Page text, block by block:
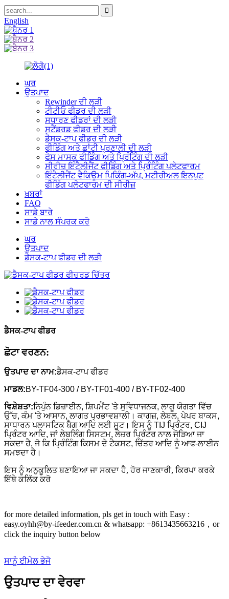
English
ਘਰ
ਉਤਪਾਦ
Rewinder ਦੀ ਲੜੀ
ਟੀਟੀਓ ਫੀਡਰ ਦੀ ਲੜੀ
ਸਧਾਰਣ ਫੀਡਰਾਂ ਦੀ ਲੜੀ
ਸਟੈਂਡਰਡ ਫੀਡਰ ਦੀ ਲੜੀ
ਡੈਸਕ-ਟਾਪ ਫੀਡਰ ਦੀ ਲੜੀ
ਫੀਡਿੰਗ ਅਤੇ ਛਾਂਟੀ ਪ੍ਰਣਾਲੀ ਦੀ ਲੜੀ
ਫੇਸ ਮਾਸਕ ਫੀਡਿੰਗ ਅਤੇ ਪ੍ਰਿੰਟਿੰਗ ਦੀ ਲੜੀ
ਸੀਰੀਜ਼ ਇੰਟੈਲੀਜੈਂਟ ਫੀਡਿੰਗ ਅਤੇ ਪ੍ਰਿੰਟਿੰਗ ਪਲੇਟਫਾਰਮ
ਇੰਟੈਲੀਜੈਂਟ ਵੈਕਿਊਮ ਪਿਕਿੰਗ-ਅੱਪ, ਮਟੀਰੀਅਲ ਇਨਪੁਟ
ਫੀਡਿੰਗ ਪਲੇਟਫਾਰਮ ਦੀ ਸੀਰੀਜ਼
ਖ਼ਬਰਾਂ
FAQ
ਸਾਡੇ ਬਾਰੇ
ਸਾਡੇ ਨਾਲ ਸੰਪਰਕ ਕਰੋ
ਘਰ
ਉਤਪਾਦ
ਡੈਸਕ-ਟਾਪ ਫੀਡਰ ਦੀ ਲੜੀ
ਡੈਸਕ-ਟਾਪ ਫੀਡਰ
ਛੋਟਾ ਵਰਣਨ:
ਉਤਪਾਦ ਦਾ ਨਾਮ:ਡੈਸਕ-ਟਾਪ ਫੀਡਰ
ਮਾਡਲ:BY-TF04-300 / BY-TF01-400 / BY-TF02-400
ਵਿਸ਼ੇਸ਼ਤਾ:ਨਿਪੁੰਨ ਡਿਜ਼ਾਈਨ, ਸ਼ਿਪਮੈਂਟ 'ਤੇ ਸੁਵਿਧਾਜਨਕ, ਲਾਗੂ ਯੋਗਤਾ ਵਿੱਚ
ਉੱਚ, ਕੰਮ 'ਤੇ ਆਸਾਨ, ਲਾਗਤ ਪ੍ਰਭਾਵਸ਼ਾਲੀ। ਕਾਗਜ਼, ਲੇਬਲ, ਪੇਪਰ ਬਾਕਸ,
ਸਾਧਾਰਨ ਪਲਾਸਟਿਕ ਬੈਗ ਆਦਿ ਲਈ ਸੂਟ। ਇਸ ਨੂੰ TIJ ਪ੍ਰਿੰਟਰ, CIJ
ਪ੍ਰਿੰਟਰ ਆਦਿ, ਜਾਂ ਲੇਬਲਿੰਗ ਸਿਸਟਮ, ਲੇਜ਼ਰ ਪ੍ਰਿੰਟਰ ਨਾਲ ਜੋੜਿਆ ਜਾ
ਸਕਦਾ ਹੈ, ਜੋ ਕਿ ਪ੍ਰਿੰਟਿੰਗ ਕਿਸਮ ਦੇ ਟੈਕਸਟ, ਚਿੱਤਰ ਆਦਿ ਨੂੰ ਆਫ-ਲਾਈਨ
ਸਮਝਦਾ ਹੈ।
ਇਸ ਨੂੰ ਅਨੁਕੂਲਿਤ ਬਣਾਇਆ ਜਾ ਸਕਦਾ ਹੈ, ਹੋਰ ਜਾਣਕਾਰੀ, ਕਿਰਪਾ ਕਰਕੇ
ਇੱਥੇ ਕਲਿੱਕ ਕਰੋ
for more detailed information, pls get in touch with Easy :
easy.oyhh@by-ifeeder.com.cn & whatsapp: +8613435663216，or
click the inquiry button below
ਸਾਨੂੰ ਈਮੇਲ ਭੇਜੋ
ਉਤਪਾਦ ਦਾ ਵੇਰਵਾ